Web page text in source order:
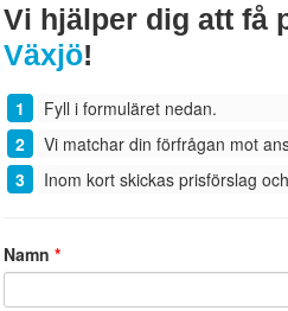
Vi hjälper dig att få
Växjö!
Fyll i formuläret nedan.
Vi matchar din förfrågan mot
Inom kort skickas prisförslag
Namn *